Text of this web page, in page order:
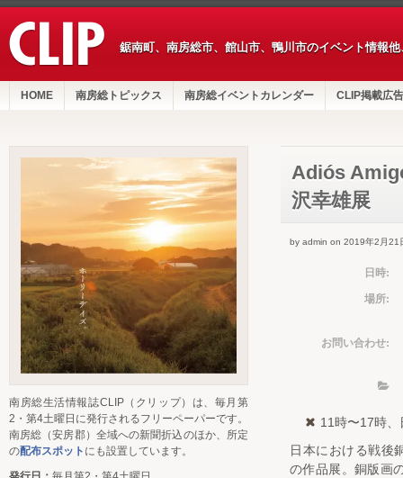
鋸南町、南房総市、館山市、鴨川市のイベント情報
HOME 南房総トピックス 南房総イベントカレンダー CLIP掲載広告
Adiós
沢幸雄展
by admin on 2019年2月21
日時:
場所:
お問い合わせ:
11時〜17時、
日本における戦後
の作品展。銅版画
南房総生活情報誌CLIP（クリップ）は、毎月第
2・第4土曜日に発行されるフリーペーパーです。
南房総（安房郡）全域への新聞折込のほか、所定
の配布スポット にも設置しています。